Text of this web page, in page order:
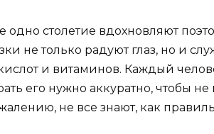
столетие вдохновляют
не только радуют глаз, но и
и витаминов. Каждый
его нужно аккуратно, чтобы не
не все знают, как